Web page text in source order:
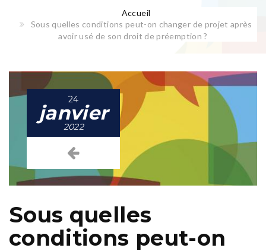
Accueil
Sous quelles conditions peut-on changer de projet après
avoir usé de son droit de préemption ?
24
janvier
2022
Sous quelles
conditions peut-on